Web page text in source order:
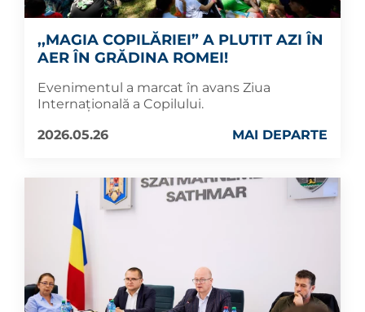
,,MAGIA COPILĂRIEI” A PLUTIT AZI ÎN
AER ÎN GRĂDINA ROMEI!
Evenimentul a marcat în avans Ziua
Internațională a Copilului.
2026.05.26
MAI DEPARTE